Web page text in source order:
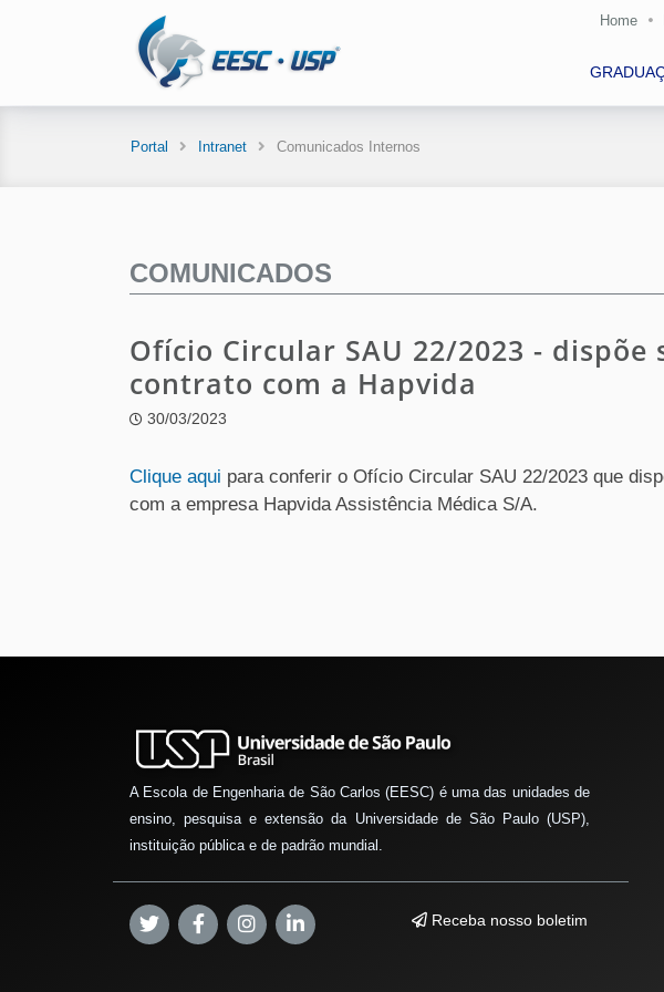
Home
Portal Intranet Comunicados Internos
COMUNICADOS
Ofício Circular SAU 22/2023 -
contrato com a Hapvida
30/03/2023
Clique aqui para conferir o Ofício Circular SAU 22/2023 que
com a empresa Hapvida Assistência Médica S/A.
A Escola de Engenharia de São Carlos (EESC) é uma das unidades de
ensino, pesquisa e extensão da Universidade de São Paulo (USP),
instituição pública e de padrão mundial.
Receba nosso boletim